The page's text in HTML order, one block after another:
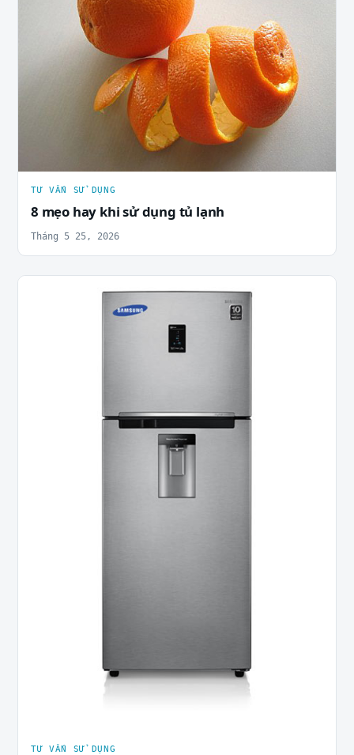
TƯ VẤN SỬ DỤNG
8 mẹo hay khi sử dụng tủ lạnh
Tháng 5 25, 2026
TƯ VẤN SỬ DỤNG